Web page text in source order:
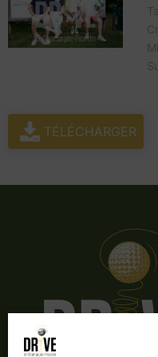
TÉLÉCHARGER